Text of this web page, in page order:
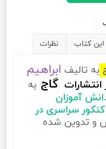
کتاب
نظرات
به تالیف ابراهیم
انتشارات گاج به
آموزان
سراسری در
و تدوین شده